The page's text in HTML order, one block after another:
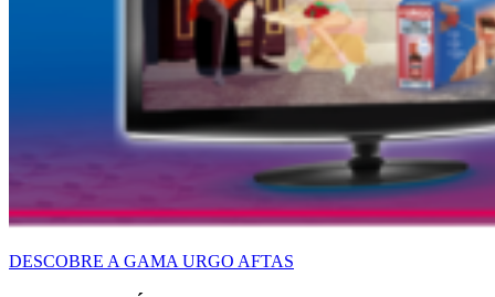
DESCOBRE A GAMA URGO AFTAS